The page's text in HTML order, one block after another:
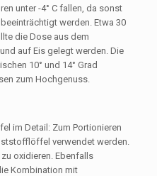
unter -4° C fallen, da sonst
werden. Etwa 30
die Dose aus dem
auf Eis gelegt werden. Die
10° und 14° Grad
zum Hochgenuss.
im Detail: Zum Portionieren
verwendet werden.
oxidieren. Ebenfalls
Kombination mit